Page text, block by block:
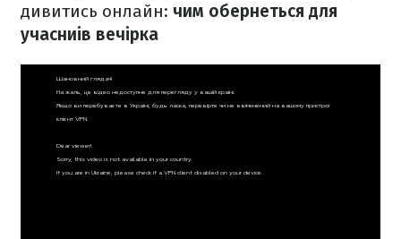
дивитись онлайн: чим обернеться для
учасниів вечірка